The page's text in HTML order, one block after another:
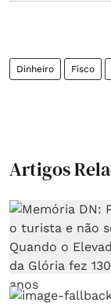
Dinheiro Fisco
Artigos